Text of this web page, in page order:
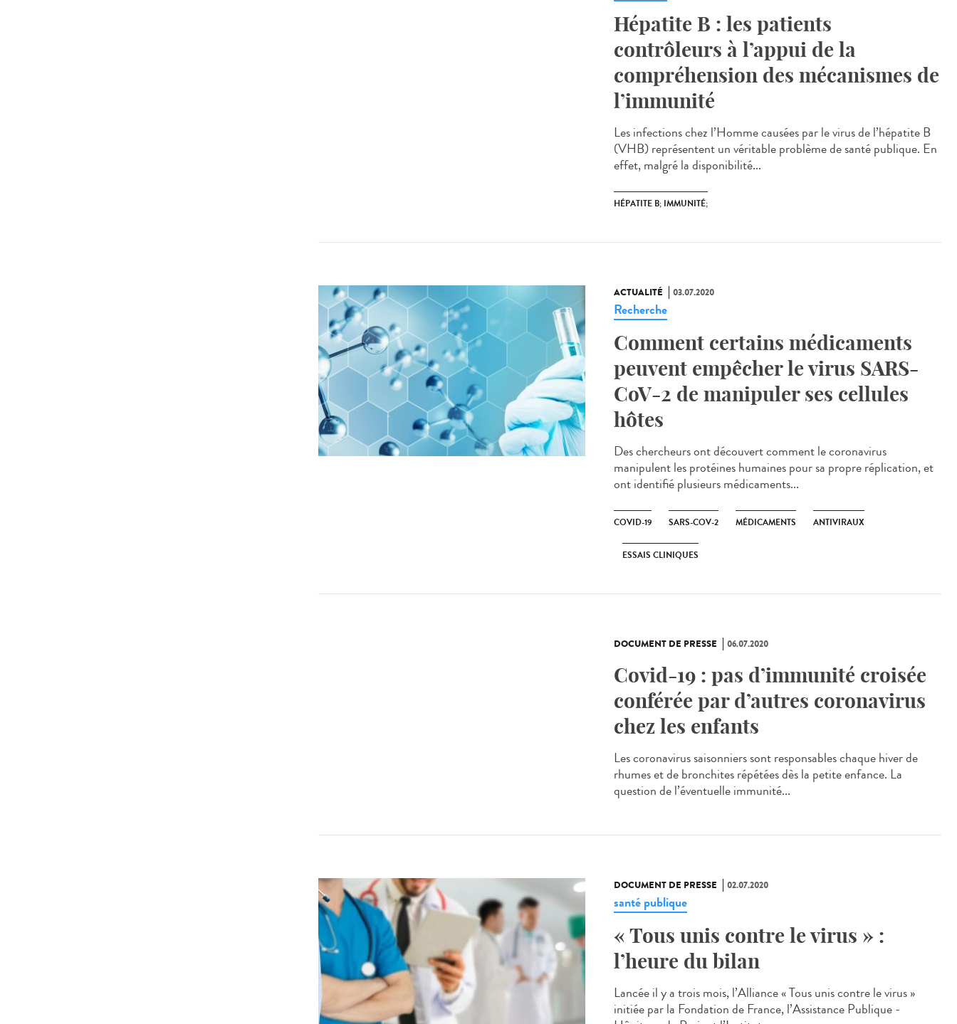
Hépatite B : les patients
contrôleurs à l’appui de la
compréhension des mécanismes de
l’immunité
Les infections chez l’Homme causées par le virus de l’hépatite B
(VHB) représentent un véritable problème de santé publique. En
effet, malgré la disponibilité...
HÉPATITE B; IMMUNITÉ;
ACTUALITÉ 03.07.2020
Recherche
Comment certains médicaments
peuvent empêcher le virus SARS-
CoV-2 de manipuler ses cellules
hôtes
Des chercheurs ont découvert comment le coronavirus
manipulent les protéines humaines pour sa propre réplication, et
ont identifié plusieurs médicaments...
COVID-19 SARS-COV-2 MÉDICAMENTS ANTIVIRAUX
ESSAIS CLINIQUES
DOCUMENT DE PRESSE 06.07.2020
Covid-19 : pas d’immunité croisée
conférée par d’autres coronavirus
chez les enfants
Les coronavirus saisonniers sont responsables chaque hiver de
rhumes et de bronchites répétées dès la petite enfance. La
question de l’éventuelle immunité...
DOCUMENT DE PRESSE 02.07.2020
santé publique
« Tous unis contre le virus » :
l’heure du bilan
Lancée il y a trois mois, l’Alliance « Tous unis contre le virus »
initiée par la Fondation de France, l’Assistance Publique -